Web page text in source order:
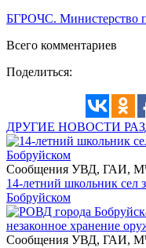
БГРОЧС. Министерство
Всего комментариев
Поделиться:
ДРУГИЕ НОВОСТИ
Сообщения УВД, ГАИ,
14-летний школьник сел
Бобруйском
Сообщения УВД, ГАИ,